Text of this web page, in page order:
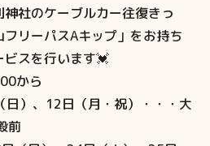
神社のケーブルカー往復きっ
リーパスAキップ」をお持ち
スを行います💓
から
）、12日（月・祝）・・・大
前